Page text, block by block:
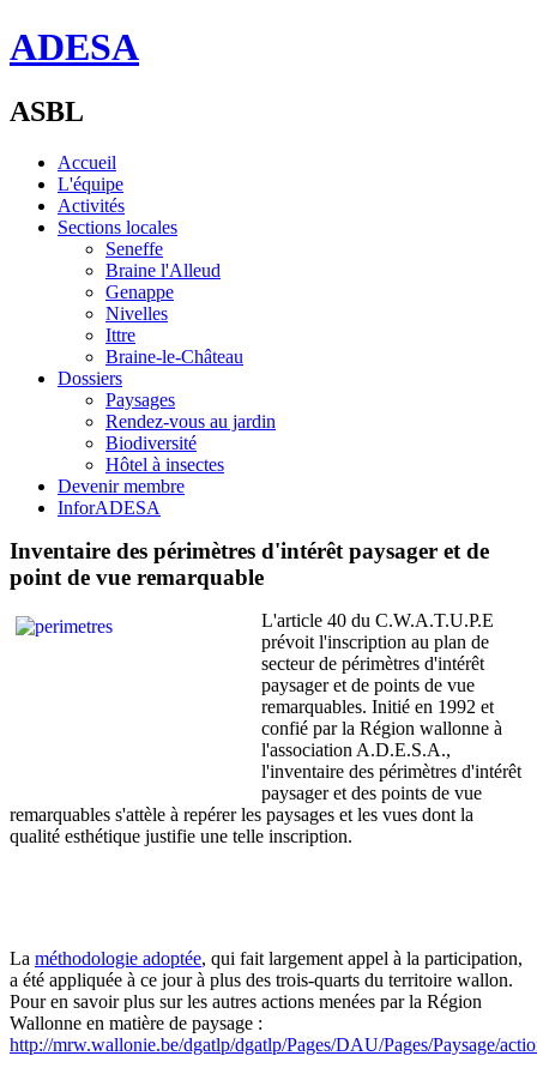
ADESA
ASBL
Accueil
L'équipe
Activités
Sections locales
Seneffe
Braine l'Alleud
Genappe
Nivelles
Ittre
Braine-le-Château
Dossiers
Paysages
Rendez-vous au jardin
Biodiversité
Hôtel à insectes
Devenir membre
InforADESA
Inventaire des périmètres d'intérêt paysager et de
point de vue remarquable
L'article 40 du C.W.A.T.U.P.E
prévoit l'inscription au plan de
secteur de périmètres d'intérêt
paysager et de points de vue
remarquables. Initié en 1992 et
confié par la Région wallonne à
l'association A.D.E.S.A.,
l'inventaire des périmètres d'intérêt
paysager et des points de vue
remarquables s'attèle à repérer les paysages et les vues dont la
qualité esthétique justifie une telle inscription.
La méthodologie adoptée, qui fait largement appel à la participation,
a été appliquée à ce jour à plus des trois-quarts du territoire wallon.
Pour en savoir plus sur les autres actions menées par la Région
Wallonne en matière de paysage :
http://mrw.wallonie.be/dgatlp/dgatlp/Pages/DAU/Pages/Paysage/